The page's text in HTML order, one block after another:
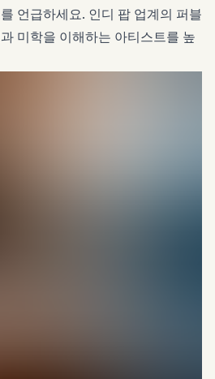
언급하세요. 인디 팝 업계의 퍼블
미학을 이해하는 아티스트를 높